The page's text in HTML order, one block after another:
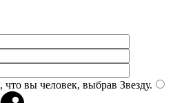
вы человек, выбрав Звезду.